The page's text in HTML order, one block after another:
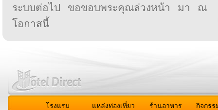
ระบบต่อไป ขอขอบพระคุณล่วงหน้า มา ณ
โอกาสนี้
โรงแรม แหล่งท่องเที่ยว ร้านอาหาร กิจกรร